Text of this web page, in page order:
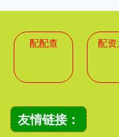
配配查 配
友情链接：